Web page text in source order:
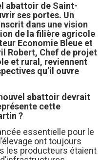
abattoir de Saint-
ses portes. Un
dans une vision
de la filière agricole
Economie Bleue et
Robert, Chef de projet
et rural, reviennent
qu’il ouvre
abattoir devrait
cette
?
essentielle pour le
ont toujours
les producteurs étaient